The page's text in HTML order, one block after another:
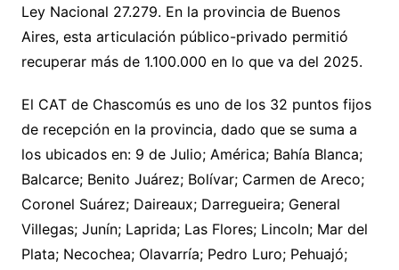
Ley Nacional 27.279. En la provincia de Buenos
Aires, esta articulación público-privado permitió
recuperar más de 1.100.000 en lo que va del 2025.
El CAT de Chascomús es uno de los 32 puntos fijos
de recepción en la provincia, dado que se suma a
los ubicados en: 9 de Julio; América; Bahía Blanca;
Balcarce; Benito Juárez; Bolívar; Carmen de Areco;
Coronel Suárez; Daireaux; Darregueira; General
Villegas; Junín; Laprida; Las Flores; Lincoln; Mar del
Plata; Necochea; Olavarría; Pedro Luro; Pehuajó;